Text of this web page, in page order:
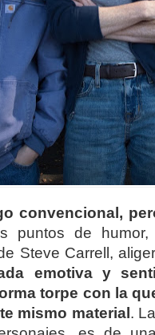
convencional,
puntos de
Steve Carrell,
emotiva y
torpe con la
mismo material.